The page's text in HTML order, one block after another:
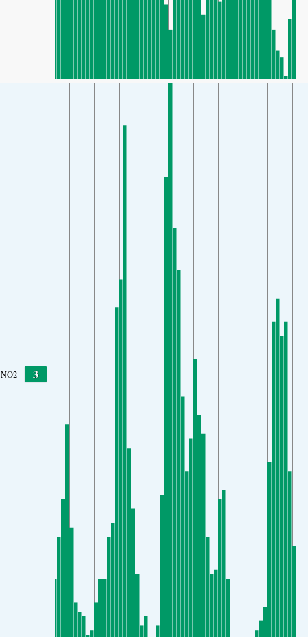
NO2 3